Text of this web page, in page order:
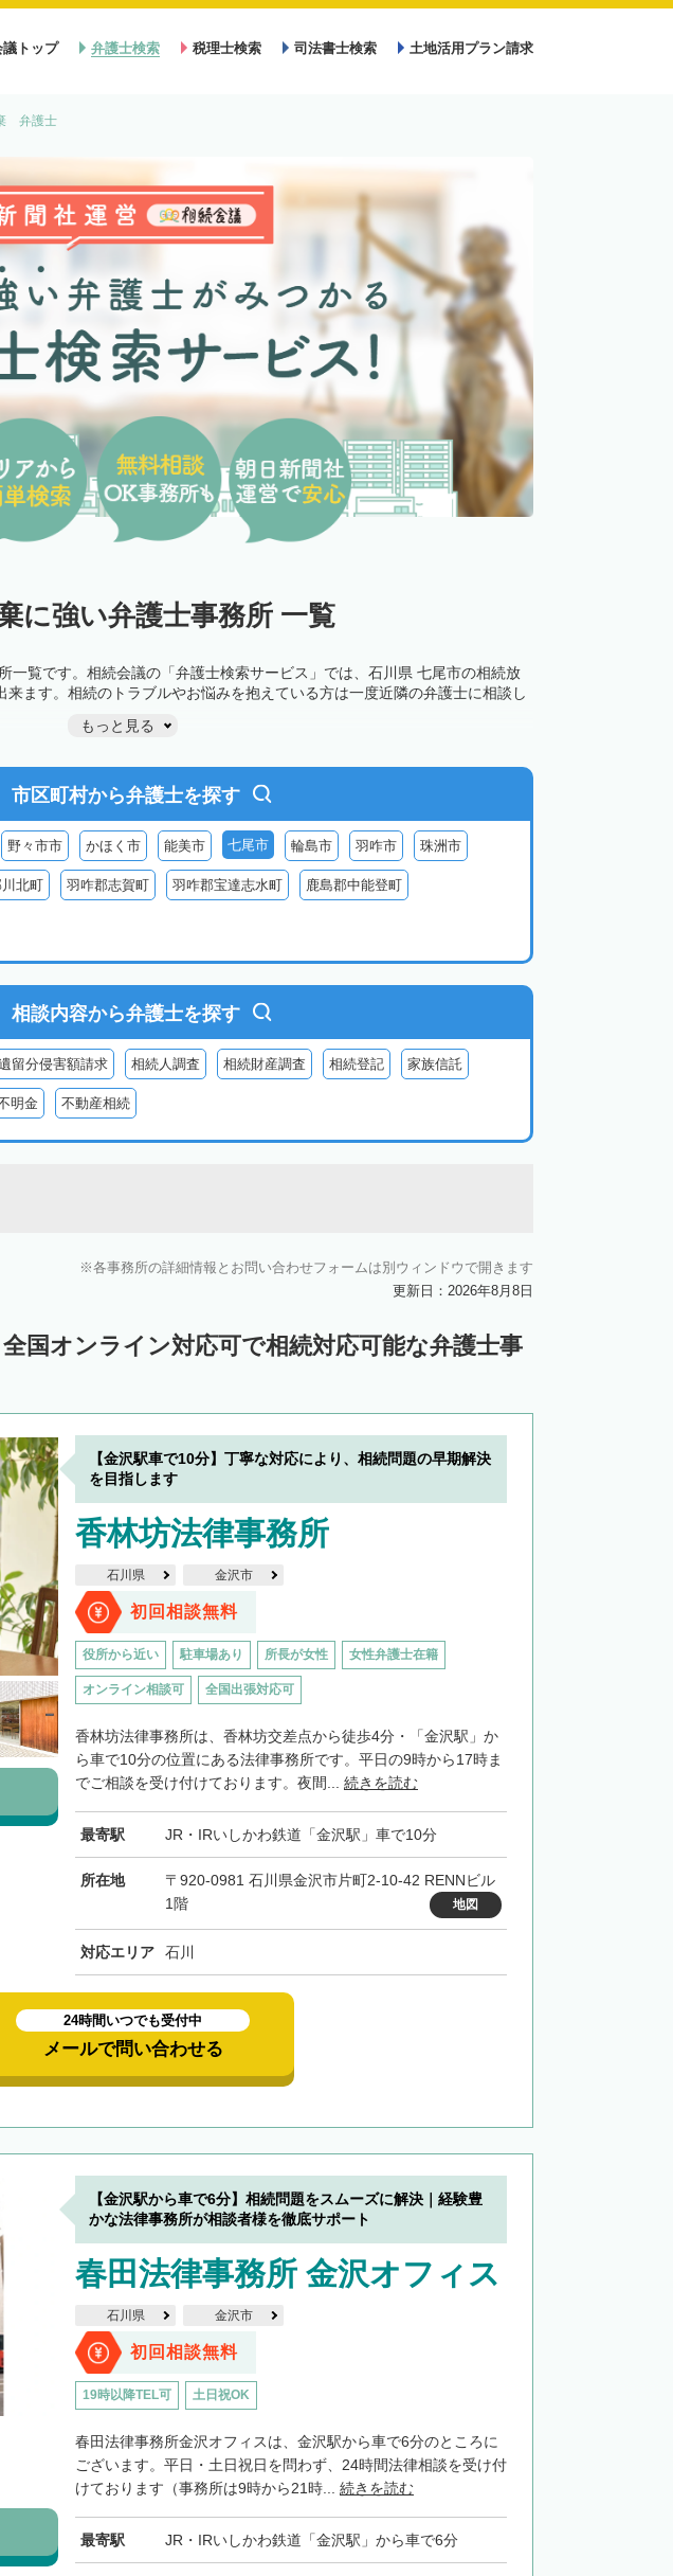
議トップ 弁護士検索 税理士検索 司法書士検索 土地活用プラン請求
弁護士
に強い弁護士事務所 一覧
一覧です。相続会議の「弁護士検索サービス」では、石川県 七尾市の相続放
ます。相続のトラブルやお悩みを抱えている方は一度近隣の弁護士に相談し
もっと見る
市区町村から弁護士を探す
野々市市 かほく市 能美市 七尾市 輪島市 羽咋市 珠洲市
北町 羽咋郡志賀町 羽咋郡宝達志水町 鹿島郡中能登町
相談内容から弁護士を探す
留分侵害額請求 相続人調査 相続財産調査 相続登記 家族信託
明金 不動産相続
各事務所の詳細情報とお問い合わせフォームは別ウィンドウで開きます
更新日：2026年8月8日
国オンライン対応可で相続対応可能な弁護士事
【金沢駅車で10分】丁寧な対応により、相続問題の早期解決
を目指します
香林坊法律事務所
石川県 金沢市
初回相談無料
役所から近い 駐車場あり 所長が女性 女性弁護士在籍
オンライン相談可 全国出張対応可
香林坊法律事務所は、香林坊交差点から徒歩4分・「金沢駅」か
ら車で10分の位置にある法律事務所です。平日の9時から17時ま
でご相談を受け付けております。夜間... 続きを読む
最寄駅 JR・IRいしかわ鉄道「金沢駅」車で10分
所在地
〒920-0981 石川県金沢市片町2-10-42 RENNビル
1階
地図
対応エリア 石川
24時間いつでも受付中
メールで問い合わせる
【金沢駅から車で6分】相続問題をスムーズに解決｜経験豊
かな法律事務所が相談者様を徹底サポート
春田法律事務所 金沢オフィス
石川県 金沢市
初回相談無料
19時以降TEL可 土日祝OK
春田法律事務所金沢オフィスは、金沢駅から車で6分のところに
ございます。平日・土日祝日を問わず、24時間法律相談を受け付
けております（事務所は9時から21時... 続きを読む
最寄駅 JR・IRいしかわ鉄道「金沢駅」から車で6分